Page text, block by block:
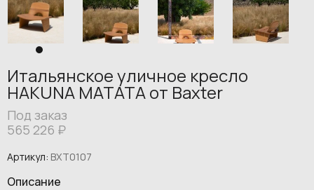
Итальянское уличное кресло
HAKUNA MATATA от Baxter
Под заказ
565 226 ₽
Артикул: BXT0107
Описание